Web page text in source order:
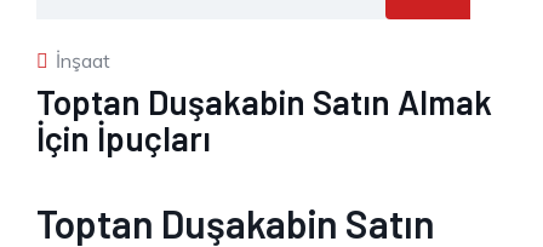
İnşaat
Toptan Duşakabin Satın Almak
İçin İpuçları
Toptan Duşakabin Satın